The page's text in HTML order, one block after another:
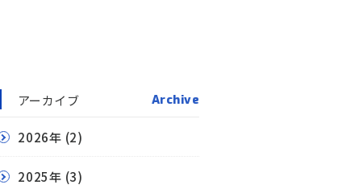
アーカイブ Archive
2026年 (2)
2025年 (3)